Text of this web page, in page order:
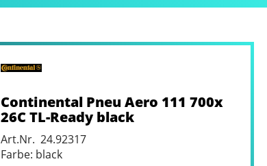
Continental Pneu Aero 111 700x
26C TL-Ready black
Art.Nr. 24.92317
Farbe: black